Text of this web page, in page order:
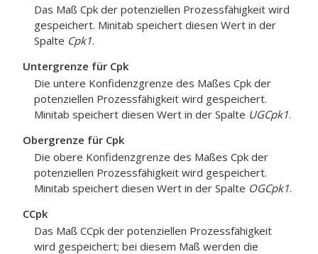
Das Maß Cpk der potenziellen Prozessfähigkeit wird
gespeichert. Minitab speichert diesen Wert in der
Spalte Cpk1.
Untergrenze für Cpk
Die untere Konfidenzgrenze des Maßes Cpk der
potenziellen Prozessfähigkeit wird gespeichert.
Minitab speichert diesen Wert in der Spalte UGCpk1.
Obergrenze für Cpk
Die obere Konfidenzgrenze des Maßes Cpk der
potenziellen Prozessfähigkeit wird gespeichert.
Minitab speichert diesen Wert in der Spalte OGCpk1.
CCpk
Das Maß CCpk der potenziellen Prozessfähigkeit
wird gespeichert; bei diesem Maß werden die